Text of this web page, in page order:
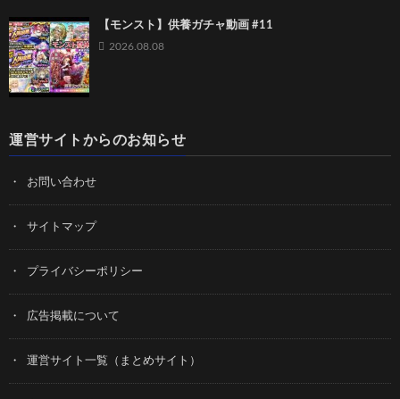
【モンスト】供養ガチャ動画 #11
2026.08.08
運営サイトからのお知らせ
お問い合わせ
サイトマップ
プライバシーポリシー
広告掲載について
運営サイト一覧（まとめサイト）